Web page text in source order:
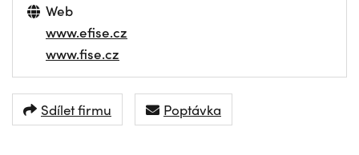
Web
www.efise.cz
www.fise.cz
Sdílet firmu Poptávka